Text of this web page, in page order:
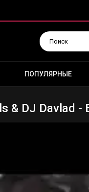
ПОПУЛЯРНЫЕ
& DJ Davlad -